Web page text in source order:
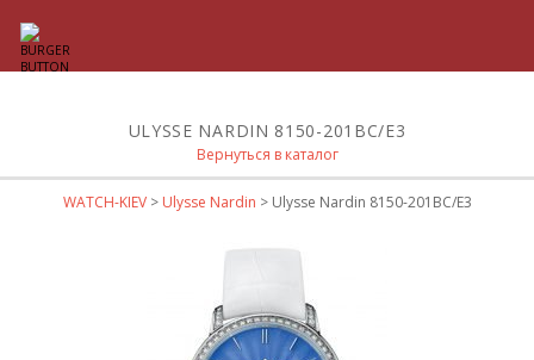
ULYSSE NARDIN 8150-201BC/E3
Вернуться в каталог
WATCH-KIEV> Ulysse Nardin > Ulysse Nardin 8150-201BC/E3